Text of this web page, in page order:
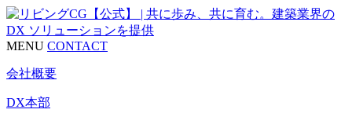
MENU CONTACT
会社概要
DX本部